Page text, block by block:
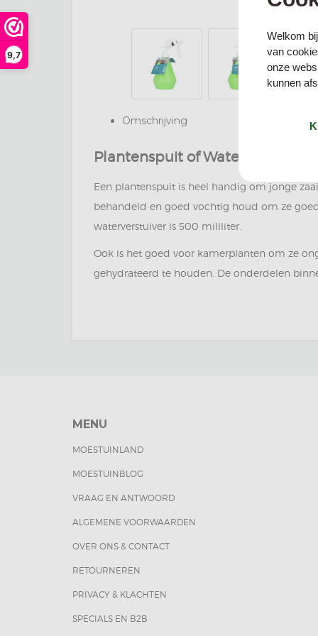
9,7
Omschrijving
Plantenspuit of Waterverstuiver
Een plantenspuit is heel handig om jonge
behandeld en goed vochtig houd om ze
waterverstuiver is 500 mililiter.
Ook is het goed voor kamerplanten om ze
gehydrateerd te houden. De onderdelen
MENU
MOESTUINLAND
MOESTUINBLOG
VRAAG EN ANTWOORD
ALGEMENE VOORWAARDEN
OVER ONS & CONTACT
RETOURNEREN
PRIVACY & KLACHTEN
SPECIALS EN B2B
Welkom
van
onze
kunnen